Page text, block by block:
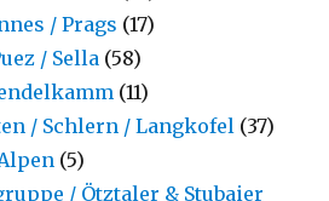
/ Prags (17)
/ Sella (58)
(11)
/ Schlern / Langkofel (37)
(5)
/ Ötztaler & Stubaier